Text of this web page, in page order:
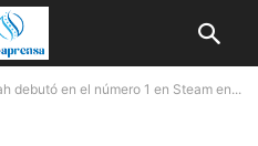
debutó en el número 1 en Steam en...